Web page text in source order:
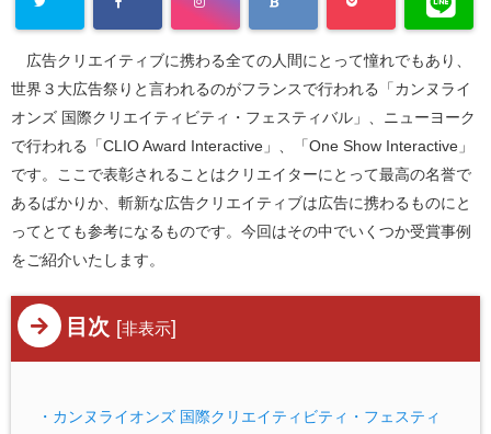
広告クリエイティブに携わる全ての人間にとって憧れでもあり、
世界３大広告祭りと言われるのがフランスで行われる「カンヌライ
オンズ 国際クリエイティビティ・フェスティバル」、ニューヨーク
で行われる「CLIO Award Interactive」、「One Show Interactive」
です。ここで表彰されることはクリエイターにとって最高の名誉で
あるばかりか、斬新な広告クリエイティブは広告に携わるものにと
ってとても参考になるものです。今回はその中でいくつか受賞事例
をご紹介いたします。
目次 [非表示]
・カンヌライオンズ 国際クリエイティビティ・フェスティ